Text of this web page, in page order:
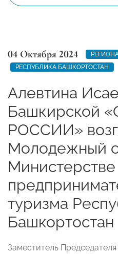
04 Октября 2024
РЕСПУБЛИКА БАШКОРТОСТАН
Алевтина
Башкирской
РОССИИ»
Молодежный
Министерстве
туризма
Башкортостан
Заместитель